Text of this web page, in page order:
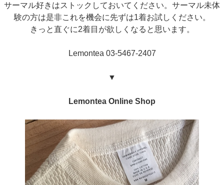
サーマル好きはストックしておいてください。サーマル未体
験の方は是非これを機会に先ずは1着お試しください。
きっと直ぐに2着目が欲しくなると思います。
Lemontea 03-5467-2407
▼
Lemontea Online Shop